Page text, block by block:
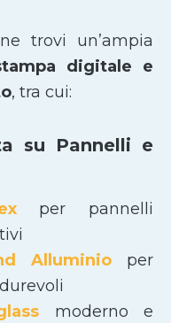
trovi un’ampia
digitale e
, tra cui:
su Pannelli e
per pannelli
Alluminio per
moderno e